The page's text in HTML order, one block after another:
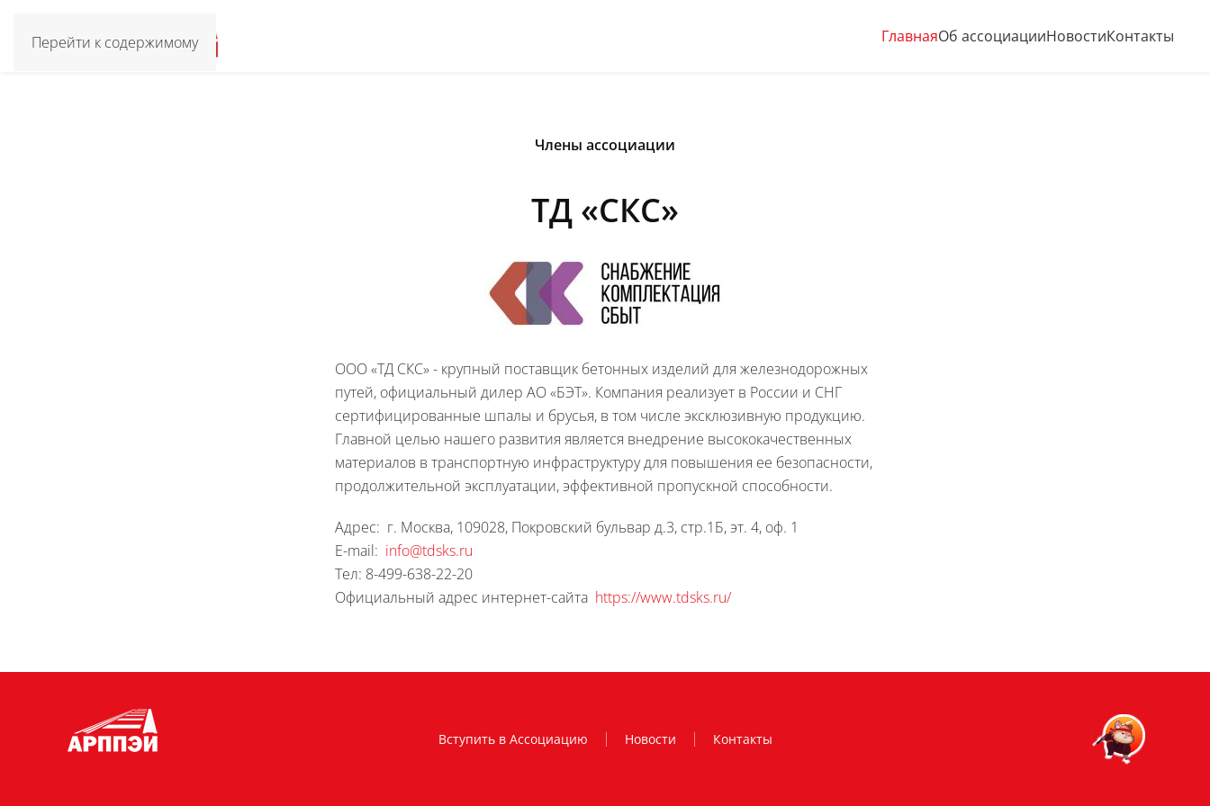
Перейти к содержимому ГлавнаяОб ассоциацииНовостиКонтакты
Члены ассоциации
ТД «СКС»
ООО «ТД СКС» - крупный поставщик бетонных изделий для железнодорожных
путей, официальный дилер АО «БЭТ». Компания реализует в России и СНГ
сертифицированные шпалы и брусья, в том числе эксклюзивную продукцию.
Главной целью нашего развития является внедрение высококачественных
материалов в транспортную инфраструктуру для повышения ее безопасности,
продолжительной эксплуатации, эффективной пропускной способности.
Адрес: г. Москва, 109028, Покровский бульвар д.3, стр.1Б, эт. 4, оф. 1
E-mail: info@tdsks.ru
Тел: 8-499-638-22-20
Официальный адрес интернет-сайта https://www.tdsks.ru/
Вступить в Ассоциацию Новости Контакты